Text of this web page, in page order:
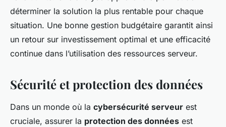
déterminer la solution la plus rentable pour chaque
situation. Une bonne gestion budgétaire garantit ainsi
un retour sur investissement optimal et une efficacité
continue dans l’utilisation des ressources serveur.
Sécurité et protection des données
Dans un monde où la cybersécurité serveur est
cruciale, assurer la protection des données est